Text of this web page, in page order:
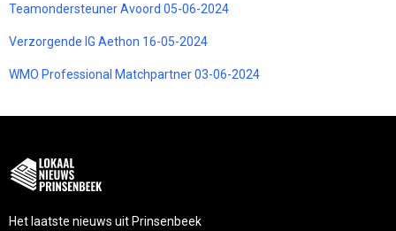
Teamondersteuner Avoord 05-06-2024
Verzorgende IG Aethon 16-05-2024
WMO Professional Matchpartner 03-06-2024
Het laatste nieuws uit Prinsenbeek